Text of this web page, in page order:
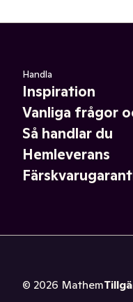
Handla
Inspiration
Vanliga frågor
Så handlar du
Hemleverans
© 2026 Mathem